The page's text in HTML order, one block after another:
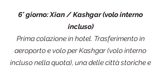
6° giorno: Xian / Kashgar (volo interno
incluso)
Prima colazione in hotel. Trasferimento in
aeroporto e volo per Kashgar (volo interno
incluso nella quota), una delle città storiche e